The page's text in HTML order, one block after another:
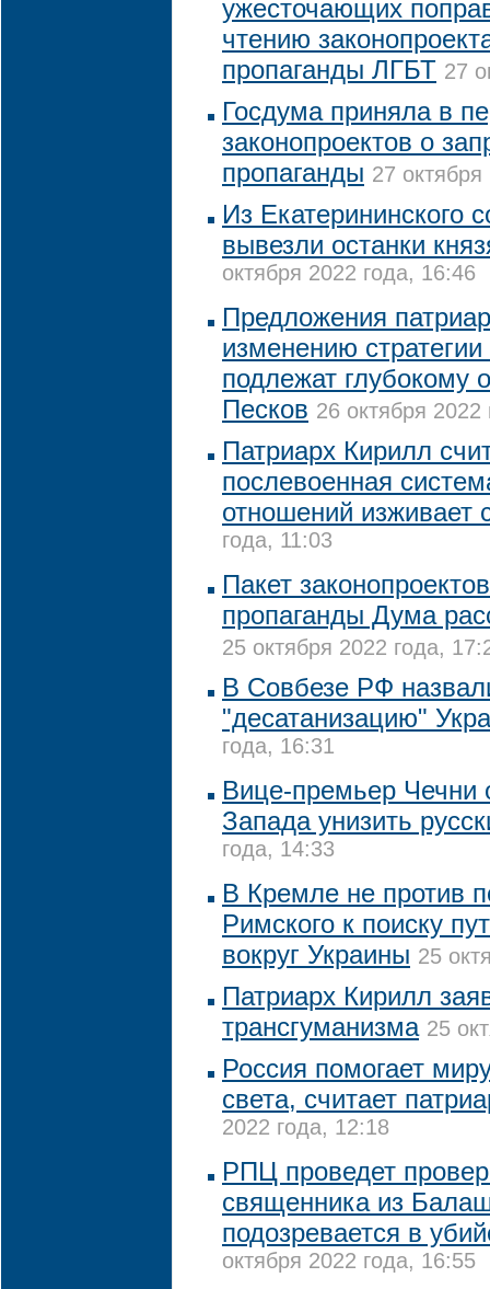
ужесточающих
чтению
пропаганды ЛГБТ 27
Госдума приняла в
законопроектов о
пропаганды 27
Из Екатерининского
вывезли останки
октября 2022 года, 16:46
Предложения
изменению
подлежат глубокому
Песков 26 октября 2022
Патриарх Кирилл
послевоенная
отношений изживает
года, 11:03
Пакет
пропаганды Дума
25 октября 2022 года,
В Совбезе РФ
"десатанизацию"
года, 16:31
Вице-премьер Чечни
Запада унизить
года, 14:33
В Кремле не против
Римского к поиску
вокруг Украины 25
Патриарх Кирилл
трансгуманизма 25
Россия помогает
света, считает
2022 года, 12:18
РПЦ проведет
священника из
подозревается в
октября 2022 года, 16:55